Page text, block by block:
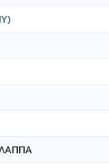
ΛΑΠΠΑ